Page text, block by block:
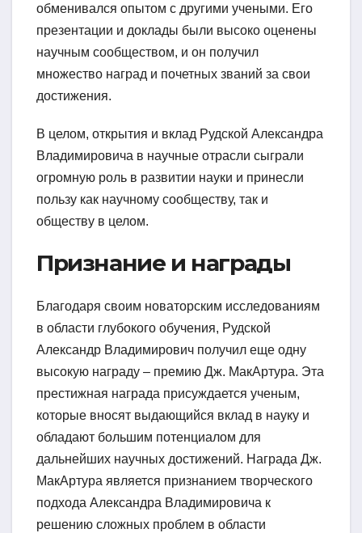
обменивался опытом с другими учеными. Его
презентации и доклады были высоко оценены
научным сообществом, и он получил
множество наград и почетных званий за свои
достижения.
В целом, открытия и вклад Рудской Александра
Владимировича в научные отрасли сыграли
огромную роль в развитии науки и принесли
пользу как научному сообществу, так и
обществу в целом.
Признание и награды
Благодаря своим новаторским исследованиям
в области глубокого обучения, Рудской
Александр Владимирович получил еще одну
высокую награду – премию Дж. МакАртура. Эта
престижная награда присуждается ученым,
которые вносят выдающийся вклад в науку и
обладают большим потенциалом для
дальнейших научных достижений. Награда Дж.
МакАртура является признанием творческого
подхода Александра Владимировича к
решению сложных проблем в области